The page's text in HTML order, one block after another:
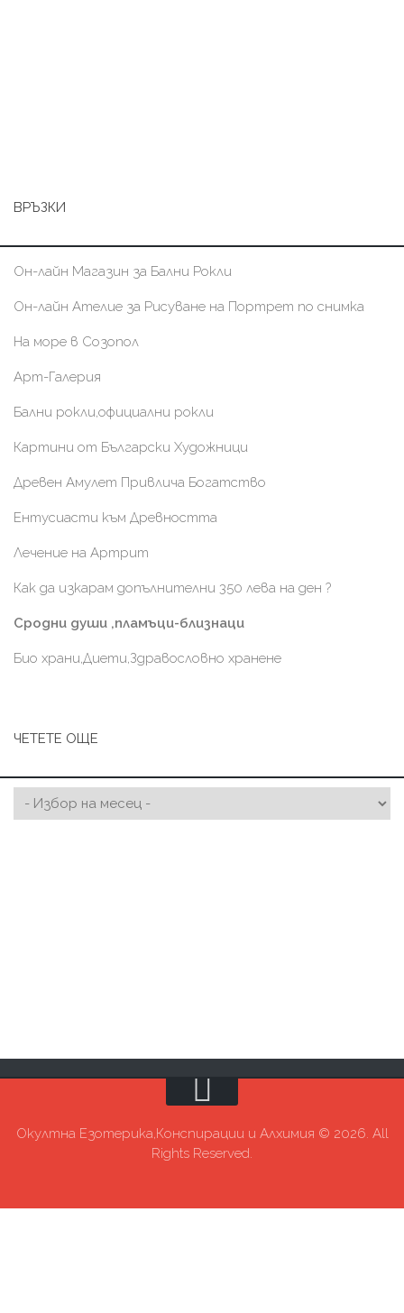
ВРЪЗКИ
Он-лайн Магазин за Бални Рокли
Он-лайн Ателие за Рисуване на Портрет по снимка
На море в Созопол
Арт-Галерия
Бални рокли,официални рокли
Картини от Български Художници
Древен Амулет Привлича Богатство
Ентусиасти към Древността
Лечение на Артрит
Как да изкарам допълнителни 350 лева на ден ?
Сродни души ,пламъци-близнаци
Био храни,Диети,Здравословно хранене
ЧЕТЕТЕ ОЩЕ
Окултна Езотерика,Конспирации и Алхимия © 2026. All
Rights Reserved.